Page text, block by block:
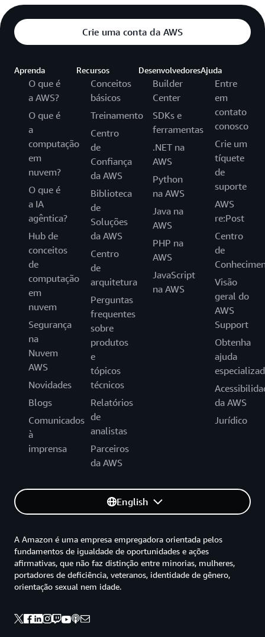
Crie uma conta da AWS
Aprenda
O que é
a AWS?
O que é
a
computação
em
nuvem?
O que é
a IA
agêntica?
Hub de
conceitos
de
computação
em
nuvem
Segurança
na
Nuvem
AWS
Novidades
Blogs
Comunicados
à
imprensa
Recursos
Conceitos
básicos
Treinamento
Centro
de
Confiança
da AWS
Biblioteca
de
Soluções
da AWS
Centro
de
arquitetura
Perguntas
frequentes
sobre
produtos
e
tópicos
técnicos
Relatórios
de
analistas
Parceiros
da AWS
Desenvolvedores
Builder
Center
SDKs e
ferramentas
.NET na
AWS
Python
na AWS
Java na
AWS
PHP na
AWS
JavaScript
na AWS
Ajuda
Entre
em
contato
conosco
Crie um
tíquete
de
suporte
AWS
re:Post
Centro
de
Visão
geral do
AWS
Support
Obtenha
ajuda
da AWS
Jurídico
English
A Amazon é uma empresa empregadora orientada pelos
fundamentos de igualdade de oportunidades e ações
afirmativas, que não faz distinção entre minorias, mulheres,
portadores de deficiência, veteranos, identidade de gênero,
orientação sexual nem idade.